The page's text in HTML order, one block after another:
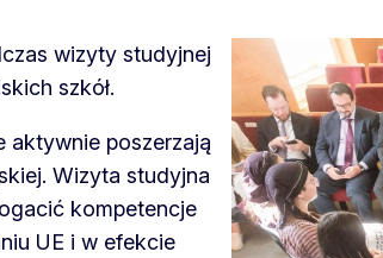
wizyty studyjnej
szkół.
aktywnie poszerzają
Wizyta studyjna
kompetencje
UE i w efekcie